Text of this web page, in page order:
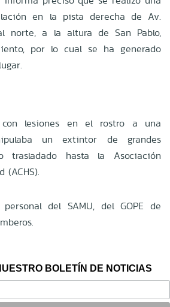
en la pista derecha de Av.
norte, a la altura de San Pablo,
por lo cual se ha generado
lesiones en el rostro a una
un extintor de grandes
trasladado hasta la Asociación
(ACHS).
del SAMU, del GOPE de
BOLETÍN DE NOTICIAS